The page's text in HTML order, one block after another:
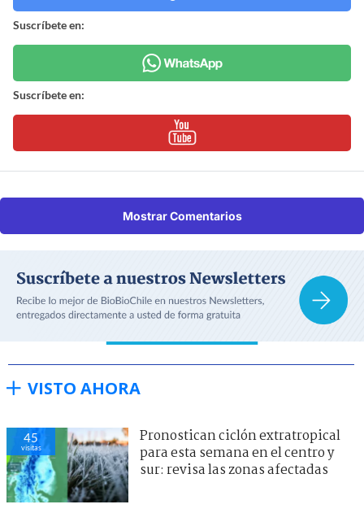
Suscríbete en:
Suscríbete en:
Mostrar Comentarios
VISTO AHORA
45
visitas
Pronostican ciclón extratropical
para esta semana en el centro y
sur: revisa las zonas afectadas